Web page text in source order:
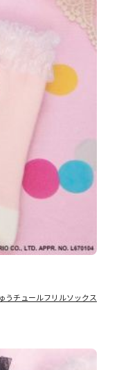
うチュールフリルソックス